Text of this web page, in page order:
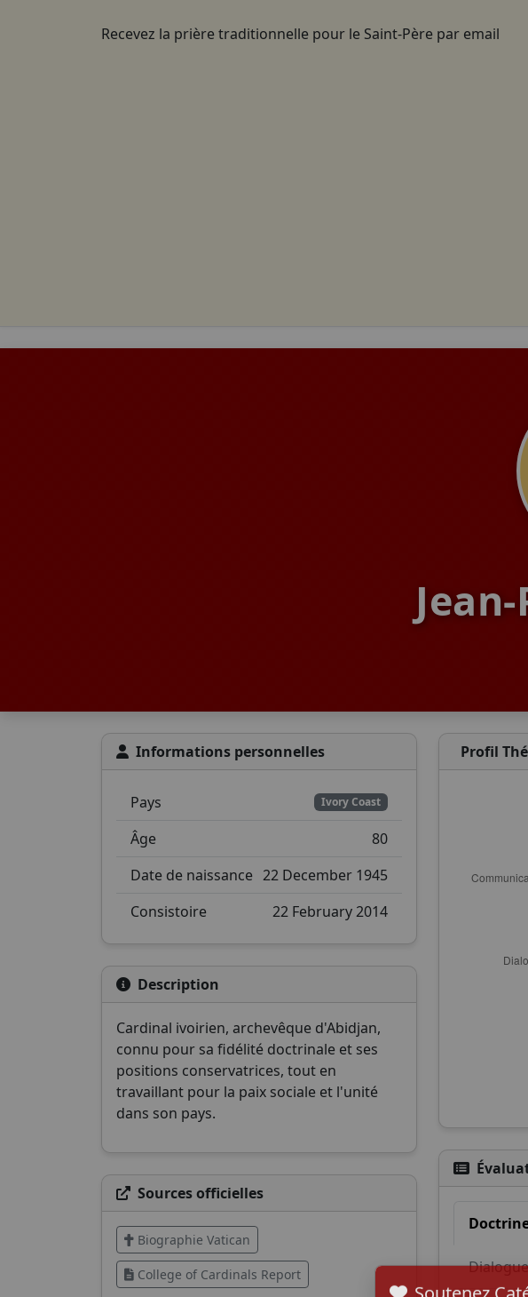
Recevez la prière traditionnelle pour le Saint-Père par email
Informations personnelles
Pays Ivory Coast
Âge
80
Date de naissance 22 December 1945
Consistoire
22 February 2014
Description
Cardinal ivoirien, archevêque d'Abidjan,
connu pour sa fidélité doctrinale et ses
positions conservatrices, tout en
travaillant pour la paix sociale et l'unité
dans son pays.
Sources officielles
Biographie Vatican
College of Cardinals Report
Profil
Dialogue